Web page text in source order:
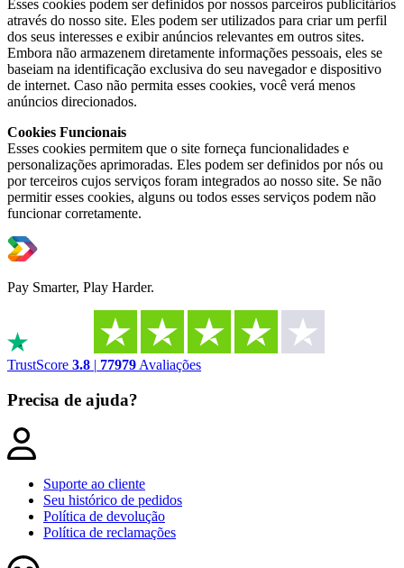
Esses cookies podem ser definidos por nossos parceiros publicitários
através do nosso site. Eles podem ser utilizados para criar um perfil
dos seus interesses e exibir anúncios relevantes em outros sites.
Embora não armazenem diretamente informações pessoais, eles se
baseiam na identificação exclusiva do seu navegador e dispositivo
de internet. Caso não permita esses cookies, você verá menos
anúncios direcionados.
Cookies Funcionais
Esses cookies permitem que o site forneça funcionalidades e
personalizações aprimoradas. Eles podem ser definidos por nós ou
por terceiros cujos serviços foram integrados ao nosso site. Se não
permitir esses cookies, alguns ou todos esses serviços podem não
funcionar corretamente.
Pay Smarter, Play Harder.
TrustScore 3.8 | 77979 Avaliações
Precisa de ajuda?
Suporte ao cliente​​​​‌ ‍ ​‍​‍‌‍ ‌ ​‍‌‍‍‌‌‍‌ ‌‍‍‌‌‍ ‍​‍​‍​ ‍‍​‍​‍‌‍‌​‌‍​‌‌ ‌​‌‍ ‌‍​ ‌‍ ‌‌ ​ ​‍ ‍‌‍​ ‌‍ ‌‍ ‌​‍​‍​‍ ​​‍​‍‌‍‍​‌ ​‍‌‍‌‌‌‍‌‍​‍​‍​ ‍‍​‍​‍‌‍‍​‌ ‌​‌ ‌​‌ ​​‌ ​ ​ ‍‍​‍ ​‍ ‌‍‌​‌ ‌‌‌‍ ‍‌‍‌​‌‍ ​‌‍‌‌​‍ ‍‌‍​‌‌‍‌​‌‍ ‌‌‍‍‌‌‍ ‍​‍ ‍‌‍‌​‌‍​‌‌ ‌​‌‍ ‌‍​ ‌‍ ‌‌ ​ ​‍ ‍‌‍​ ‌‍ ‌‍ ‌​‍ ‌‍‌‌‌‍‌​‌‍‍‌‌ ‌​‌‍ ‌ ​‍​‍ ‌‍‍‌‌ ‌​‌‍‌‌‌‍ ‌‌‌ ‌ ‌​‌ ‍‌‌ ​​‌‍‌‌‌ ​ ​‍ ​ ​‍​ ​​​ ‍‌​ ​‌​ ‍‌​ ‌​​ ‌‍​‍ ‌‍‍‌‌ ‌​‌‍‌‌‌‍ ‌‌ ​ ​‍ ​ ​‌​ ‌ ​ ‍​​ ‌‍​ ​‍​ ​ ​ ​‍​ ​ ​ ‌​​‍ ‌‍‌‌‌‍‌​‌‍‍‌‌ ‌​​‍​ ‌‍‌‍‌‍‍‌‌‍‌‌‌‍ ​‌‍‌​‌‌​​‌‍​‌‌ ‌​‌‍‍​​ ‌‌‍ ‍‌‍​‌‌ ‌‍‌‍‍‌‌‍‌ ‌‍​‌‌ ‌​‌‍‍‌‌‍ ‌‍ ‍‌‌ ‌‍​ ‌ ‌‌‌ ​ ‌ ‌​‌‍ ‌‍ ‌‌‍‌‌‌ ​‍‌‌ ‌ ​ ‌‍‌‌‌ ​‍‌ ‌‍‌‍‍‌‌‍​ ‌‍‌‌​‍ ‍‌ ​​‌ ‌​​‍​‍‌ ‌
Seu histórico de pedidos
Política de devolução
Política de reclamações